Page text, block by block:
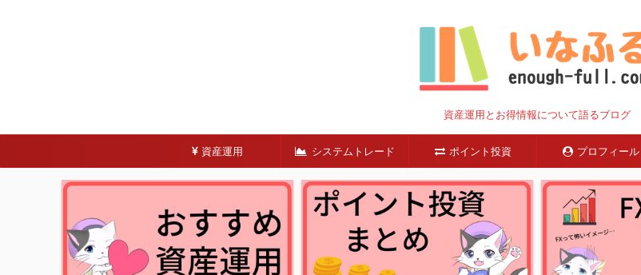
資産運用とお得情報について語るブログ
資産運用 システムトレード ポイント投資 プロフィール